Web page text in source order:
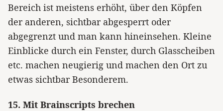
Bereich ist meistens erhöht, über den Köpfen
der anderen, sichtbar abgesperrt oder
abgegrenzt und man kann hineinsehen. Kleine
Einblicke durch ein Fenster, durch Glasscheiben
etc. machen neugierig und machen den Ort zu
etwas sichtbar Besonderem.
15. Mit Brainscripts brechen